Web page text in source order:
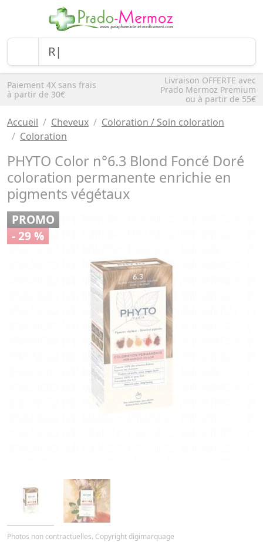
Paiement 4X sans frais
à partir de 30€
Livraison OFFERTE avec
Prado Mermoz Premium
ou à partir de 55€
Accueil Cheveux
Coloration / Soin coloration
Coloration
PHYTO Color n°6.3 Blond Foncé Doré
coloration permanente enrichie en
pigments végétaux
PROMO
- 29 %
Photos non contractuelles. Copyright digimarquage